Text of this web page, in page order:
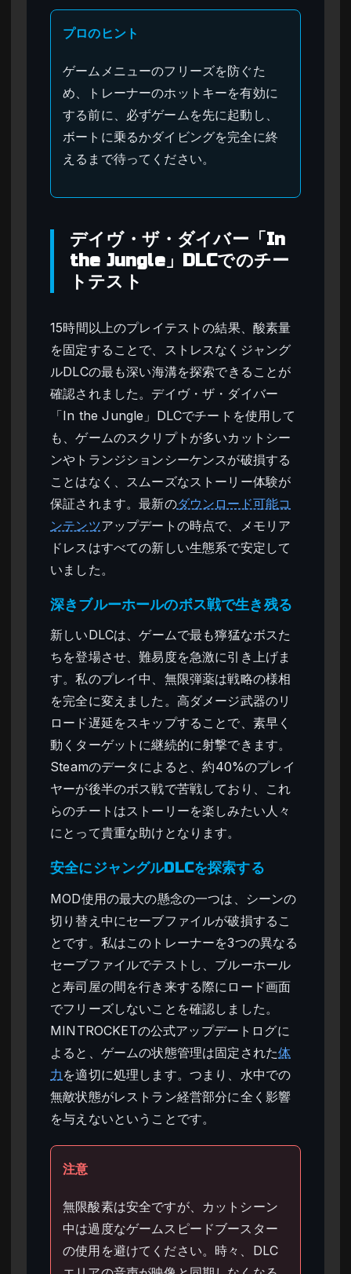
プロのヒント
ゲームメニューのフリーズを防ぐた
め、トレーナーのホットキーを有効に
する前に、必ずゲームを先に起動し、
ボートに乗るかダイビングを完全に終
えるまで待ってください。
デイヴ・ザ・ダイバー「In
the Jungle」DLCでのチー
トテスト
15時間以上のプレイテストの結果、酸素量
を固定することで、ストレスなくジャング
ルDLCの最も深い海溝を探索できることが
確認されました。デイヴ・ザ・ダイバー
「In the Jungle」DLCでチートを使用して
も、ゲームのスクリプトが多いカットシー
ンやトランジションシーケンスが破損する
ことはなく、スムーズなストーリー体験が
保証されます。最新のダウンロード可能コ
ンテンツアップデートの時点で、メモリア
ドレスはすべての新しい生態系で安定して
いました。
深きブルーホールのボス戦で生き残る
新しいDLCは、ゲームで最も獰猛なボスた
ちを登場させ、難易度を急激に引き上げま
す。私のプレイ中、無限弾薬は戦略の様相
を完全に変えました。高ダメージ武器のリ
ロード遅延をスキップすることで、素早く
動くターゲットに継続的に射撃できます。
Steamのデータによると、約40%のプレイ
ヤーが後半のボス戦で苦戦しており、これ
らのチートはストーリーを楽しみたい人々
にとって貴重な助けとなります。
安全にジャングルDLCを探索する
MOD使用の最大の懸念の一つは、シーンの
切り替え中にセーブファイルが破損するこ
とです。私はこのトレーナーを3つの異なる
セーブファイルでテストし、ブルーホール
と寿司屋の間を行き来する際にロード画面
でフリーズしないことを確認しました。
MINTROCKETの公式アップデートログに
よると、ゲームの状態管理は固定された体
力 を適切に処理します。つまり、水中での
無敵状態がレストラン経営部分に全く影響
を与えないということです。
注意
無限酸素は安全ですが、カットシーン
中は過度なゲームスピードブースター
の使用を避けてください。時々、DLC